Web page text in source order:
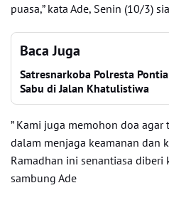
puasa,” kata Ade, Senin (10/3)
Baca Juga
Satresnarkoba Polresta
Sabu di Jalan Khatulistiwa
” Kami juga memohon doa
dalam menjaga keamanan dan
Ramadhan ini senantiasa diberi
sambung Ade